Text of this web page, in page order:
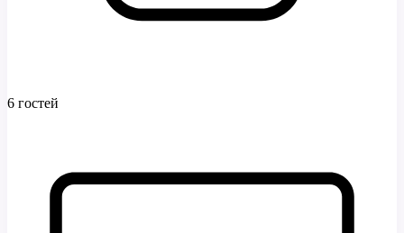
6 гостей